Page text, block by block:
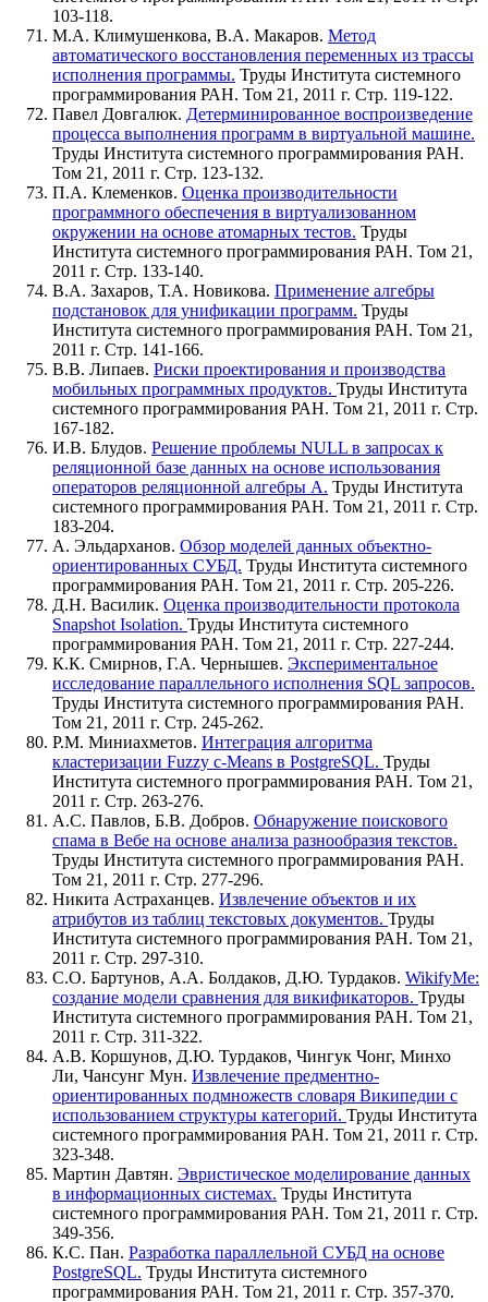
103-118.
М.А. Климушенкова, В.А. Макаров. Метод
автоматического восстановления переменных из трассы
исполнения программы. Труды Института системного
программирования РАН. Том 21, 2011 г. Стр. 119-122.
Павел Довгалюк. Детерминированное воспроизведение
процесса выполнения программ в виртуальной машине.
Труды Института системного программирования РАН.
Том 21, 2011 г. Стр. 123-132.
П.А. Клеменков. Оценка производительности
программного обеспечения в виртуализованном
окружении на основе атомарных тестов. Труды
Института системного программирования РАН. Том 21,
2011 г. Стр. 133-140.
В.А. Захаров, Т.А. Новикова. Применение алгебры
подстановок для унификации программ. Труды
Института системного программирования РАН. Том 21,
2011 г. Стр. 141-166.
В.В. Липаев. Риски проектирования и производства
мобильных программных продуктов. Труды Института
системного программирования РАН. Том 21, 2011 г. Стр.
167-182.
И.В. Блудов. Решение проблемы NULL в запросах к
реляционной базе данных на основе использования
операторов реляционной алгебры A. Труды Института
системного программирования РАН. Том 21, 2011 г. Стр.
183-204.
А. Эльдарханов. Обзор моделей данных объектно-
ориентированных СУБД. Труды Института системного
программирования РАН. Том 21, 2011 г. Стр. 205-226.
Д.Н. Василик. Оценка производительности протокола
Snapshot Isolation. Труды Института системного
программирования РАН. Том 21, 2011 г. Стр. 227-244.
К.К. Смирнов, Г.А. Чернышев. Экспериментальное
исследование параллельного исполнения SQL запросов.
Труды Института системного программирования РАН.
Том 21, 2011 г. Стр. 245-262.
Р.М. Миниахметов. Интеграция алгоритма
кластеризации Fuzzy c-Means в PostgreSQL. Труды
Института системного программирования РАН. Том 21,
2011 г. Стр. 263-276.
А.С. Павлов, Б.В. Добров. Обнаружение поискового
спама в Вебе на основе анализа разнообразия текстов.
Труды Института системного программирования РАН.
Том 21, 2011 г. Стр. 277-296.
Никита Астраханцев. Извлечение объектов и их
атрибутов из таблиц текстовых документов. Труды
Института системного программирования РАН. Том 21,
2011 г. Стр. 297-310.
С.О. Бартунов, А.А. Болдаков, Д.Ю. Турдаков. WikifyMe:
создание модели сравнения для викификаторов. Труды
Института системного программирования РАН. Том 21,
2011 г. Стр. 311-322.
А.В. Коршунов, Д.Ю. Турдаков, Чингук Чонг, Минхо
Ли, Чансунг Мун. Извлечение предментно-
ориентированных подмножеств словаря Википедии с
использованием структуры категорий. Труды Института
системного программирования РАН. Том 21, 2011 г. Стр.
323-348.
Мартин Давтян. Эвристическое моделирование данных
в информационных системах. Труды Института
системного программирования РАН. Том 21, 2011 г. Стр.
349-356.
К.С. Пан. Разработка параллельной СУБД на основе
PostgreSQL. Труды Института системного
программирования РАН. Том 21, 2011 г. Стр. 357-370.